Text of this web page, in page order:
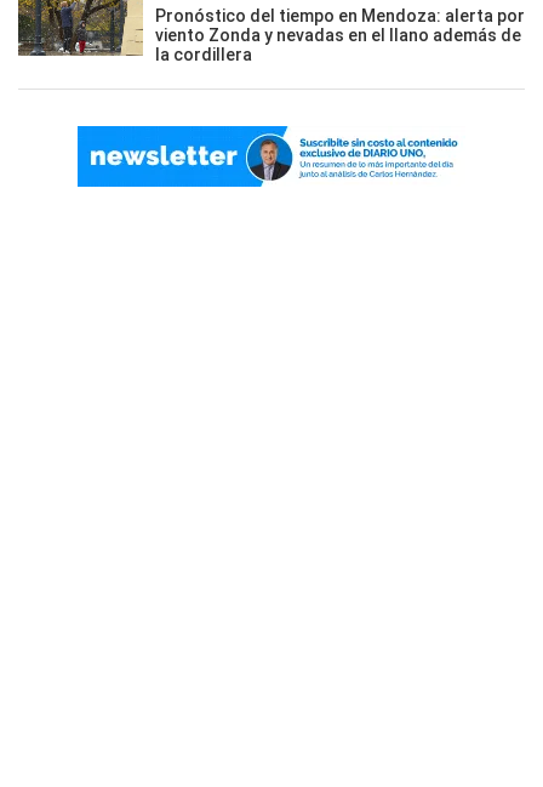
Pronóstico del tiempo en Mendoza: alerta por
viento Zonda y nevadas en el llano además de
la cordillera